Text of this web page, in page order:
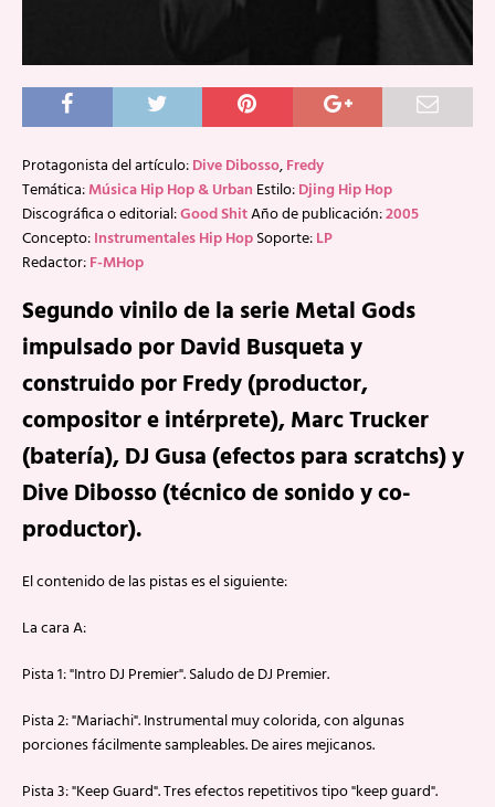
Protagonista del artículo:Dive Dibosso,Fredy
Temática:Música Hip Hop & Urban Estilo:Djing Hip Hop
Discográfica o editorial:Good ShitAño de publicación:2005
Concepto:Instrumentales Hip HopSoporte:LP
Redactor:F-MHop
Segundo vinilo de la serie Metal Gods
impulsado por David Busqueta y
construido por Fredy (productor,
compositor e intérprete), Marc Trucker
(batería), DJ Gusa (efectos para scratchs) y
Dive Dibosso (técnico de sonido y co-
productor).
El contenido de las pistas es el siguiente:
La cara A:
Pista 1: "Intro DJ Premier". Saludo de DJ Premier.
Pista 2: "Mariachi". Instrumental muy colorida, con algunas
porciones fácilmente sampleables. De aires mejicanos.
Pista 3: "Keep Guard". Tres efectos repetitivos tipo "keep guard".